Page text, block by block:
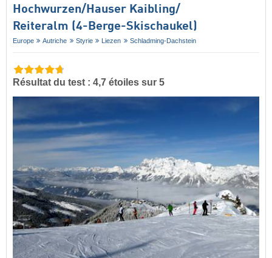
Hochwurzen/​Hauser Kaibling/​
Reiteralm (4-Berge-Skischaukel)
Europe Autriche Styrie Liezen Schladming-Dachstein
Résultat du test : 4,7 étoiles sur 5